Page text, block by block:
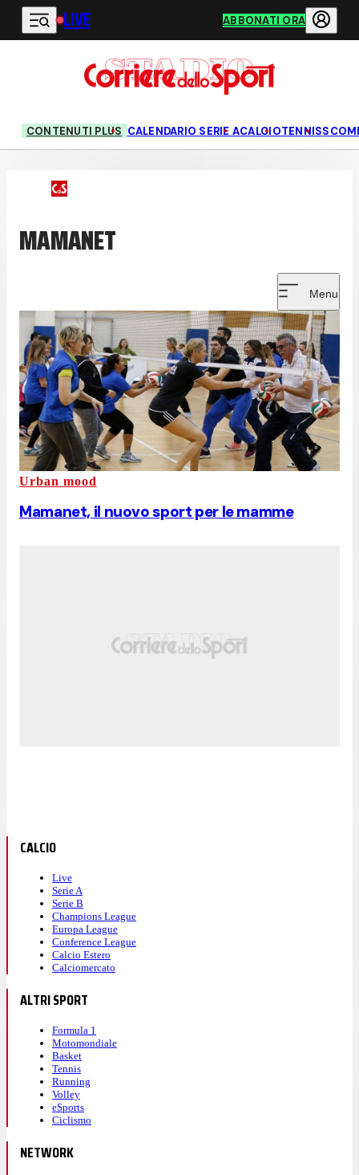
Vai al contenuto principale
LIVE ABBONATI ORA
CONTENUTI PLUS CALENDARIO SERIE ACALCIOTENNIS
MAMANET
Menu
Urban mood
Mamanet, il nuovo sport per le mamme
CALCIO
Live
Serie A
Serie B
Champions League
Europa League
Conference League
Calcio Estero
Calciomercato
ALTRI SPORT
Formula 1
Motomondiale
Basket
Tennis
Running
Volley
eSports
Ciclismo
NETWORK